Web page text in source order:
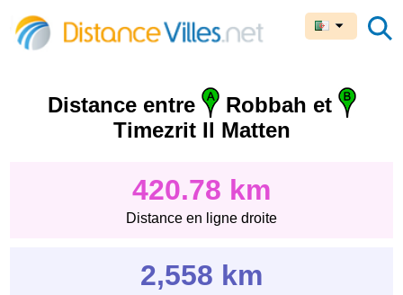
Distance entre
Robbah et
Timezrit Il Matten
420.78 km
Distance en ligne droite
2,558 km